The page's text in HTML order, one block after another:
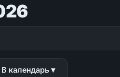
В календарь ▾